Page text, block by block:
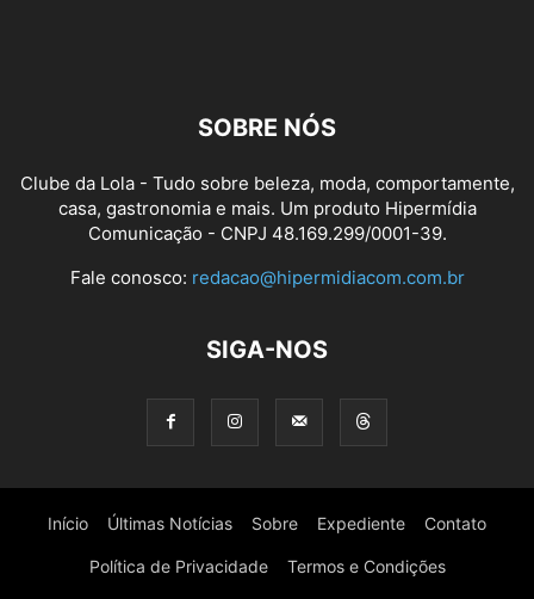
SOBRE NÓS
Clube da Lola - Tudo sobre beleza, moda, comportamente,
casa, gastronomia e mais. Um produto Hipermídia
Comunicação - CNPJ 48.169.299/0001-39.
Fale conosco: redacao@hipermidiacom.com.br
SIGA-NOS
Início Últimas Notícias Sobre Expediente Contato
Política de Privacidade Termos e Condições